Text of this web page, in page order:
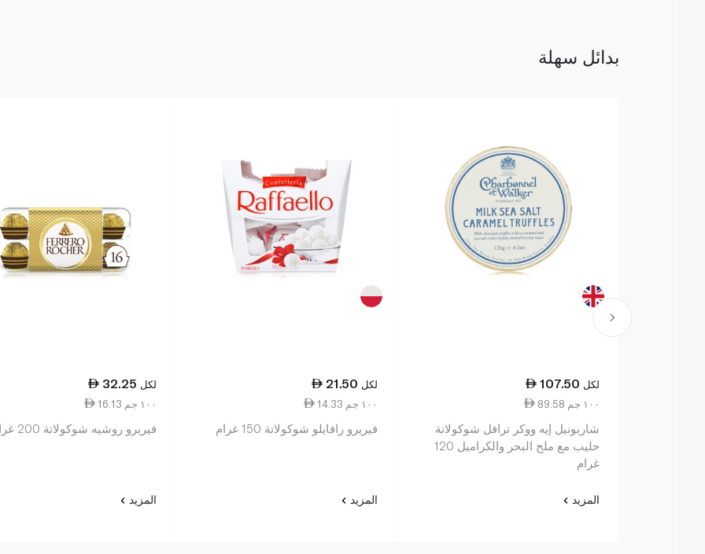
بدائل سهلة
107.50 لكل
89.58 ١٠٠ جم
شاربونيل إيه ووكر ترافل شوكولاتة
حليب مع ملح البحر والكراميل 120
غرام
المزيد
21.50 لكل
14.33 ١٠٠ جم
فيريرو رافايلو شوكولاتة 150 غرام
المزيد
32.25 لكل
16.13 ١٠٠ جم
فيريرو روشيه شوكولاتة 200 غرام
المزيد